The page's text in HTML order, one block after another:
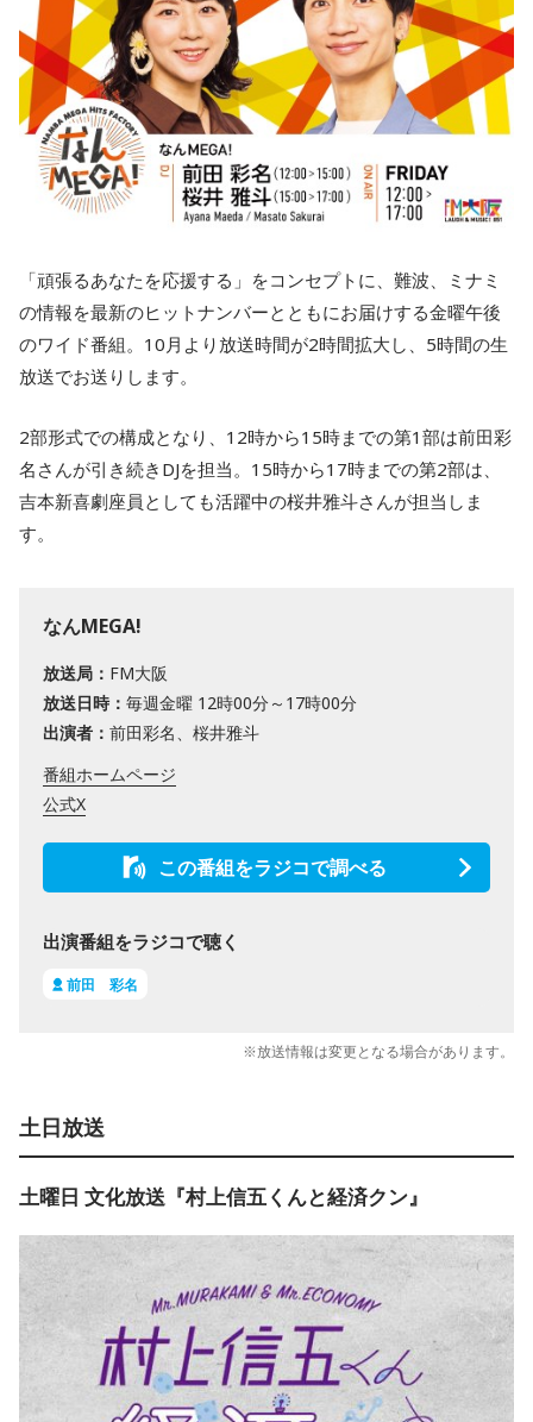
「頑張るあなたを応援する」をコンセプトに、難波、ミナミ
の情報を最新のヒットナンバーとともにお届けする金曜午後
のワイド番組。10月より放送時間が2時間拡大し、5時間の生
放送でお送りします。
2部形式での構成となり、12時から15時までの第1部は前田彩
名さんが引き続きDJを担当。15時から17時までの第2部は、
吉本新喜劇座員としても活躍中の桜井雅斗さんが担当しま
す。
なんMEGA!
放送局： FM大阪
放送日時： 毎週金曜 12時00分～17時00分
出演者： 前田彩名、桜井雅斗
番組ホームページ
公式X
この番組をラジコで調べる
出演番組をラジコで聴く
前田 彩名
※放送情報は変更となる場合があります。
土日放送
土曜日 文化放送『村上信五くんと経済クン』